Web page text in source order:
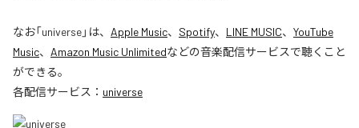
なお「universe」は、 Apple Music、 Spotify、 LINE MUSIC、 YouTube
Music、 Amazon Music Unlimitedなどの音楽配信サービスで聴くこと
ができる。
各配信サービス： universe